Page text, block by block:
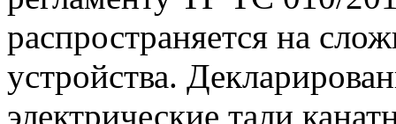
распространяется на
устройства.
электрические тали